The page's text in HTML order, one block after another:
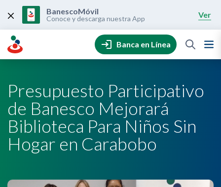
content
BanescoMóvil
Conoce y descarga nuestra App Ver
Banca en Línea
Presupuesto Participativo
de Banesco Mejorará
Biblioteca Para Niños Sin
Hogar en Carabobo